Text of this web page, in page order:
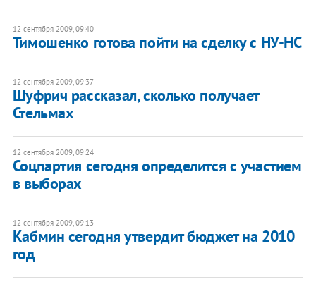
12 сентября 2009, 09:40
Тимошенко готова пойти на сделку с НУ-НС
12 сентября 2009, 09:37
Шуфрич рассказал, сколько получает
Стельмах
12 сентября 2009, 09:24
Соцпартия сегодня определится с участием
в выборах
12 сентября 2009, 09:13
Кабмин сегодня утвердит бюджет на 2010
год